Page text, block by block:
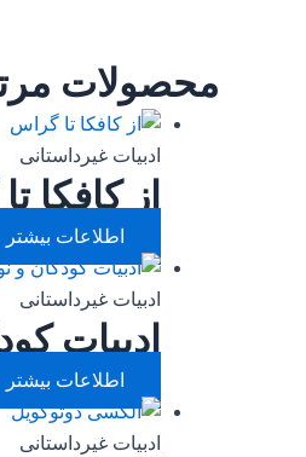
محصولات
ادبیات غیرداستانی
از کافکا
اطلاعات بیشتر
ادبیات غیرداستانی
ادبیات
اطلاعات بیشتر
ادبیات غیرداستانی